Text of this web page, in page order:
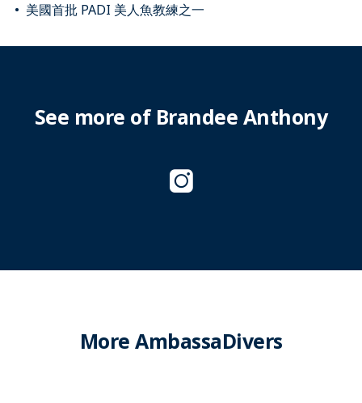
美國首批 PADI 美人魚教練之一
See more of Brandee Anthony
More AmbassaDivers